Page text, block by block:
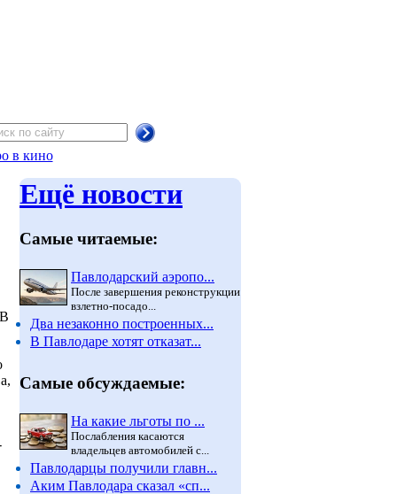
в кино
Ещё новости
Самые читаемые:
Павлодарский аэропо...
После завершения реконструкции
взлетно-посадо...
Два незаконно построенных...
В Павлодаре хотят отказат...
Самые обсуждаемые:
На какие льготы по ...
Послабления касаются
владельцев автомобилей с...
Павлодарцы получили главн...
Аким Павлодара сказал «сп...